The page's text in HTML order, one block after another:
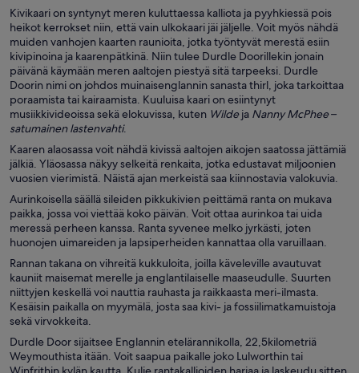
Kivikaari on syntynyt meren kuluttaessa kalliota ja pyyhkiessä pois
heikot kerrokset niin, että vain ulkokaari jäi jäljelle. Voit myös nähdä
muiden vanhojen kaarten raunioita, jotka työntyvät merestä esiin
kivipinoina ja kaarenpätkinä. Niin tulee Durdle Doorillekin jonain
päivänä käymään meren aaltojen piestyä sitä tarpeeksi. Durdle
Doorin nimi on johdos muinaisenglannin sanasta thirl, joka tarkoittaa
poraamista tai kairaamista. Kuuluisa kaari on esiintynyt
musiikkivideoissa sekä elokuvissa, kuten Wildeja Nanny McPhee –
satumainen lastenvahti.
Kaaren alaosassa voit nähdä kivissä aaltojen aikojen saatossa jättämiä
jälkiä. Yläosassa näkyy selkeitä renkaita, jotka edustavat miljoonien
vuosien vierimistä. Näistä ajan merkeistä saa kiinnostavia valokuvia.
Aurinkoisella säällä sileiden pikkukivien peittämä ranta on mukava
paikka, jossa voi viettää koko päivän. Voit ottaa aurinkoa tai uida
meressä perheen kanssa. Ranta syvenee melko jyrkästi, joten
huonojen uimareiden ja lapsiperheiden kannattaa olla varuillaan.
Rannan takana on vihreitä kukkuloita, joilla käveleville avautuvat
kauniit maisemat merelle ja englantilaiselle maaseudulle. Suurten
niittyjen keskellä voi nauttia rauhasta ja raikkaasta meri-ilmasta.
Kesäisin paikalla on myymälä, josta saa kivi- ja fossiilimatkamuistoja
sekä virvokkeita.
Durdle Door sijaitsee Englannin etelärannikolla, 22,5kilometriä
Weymouthista itään. Voit saapua paikalle joko Lulworthin tai